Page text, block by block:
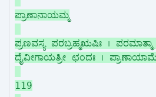
ಪ್ರಾಣಾನಾಯಮ್ಮ
ಪ್ರಣವಸ್ಯ ಪರಬ್ರಹ್ಮಋಷಿಃ । ಪರಮಾತ್ಮಾ
ದೈವೀಗಾಯತ್ರೀ ಛಂದಃ ।
119